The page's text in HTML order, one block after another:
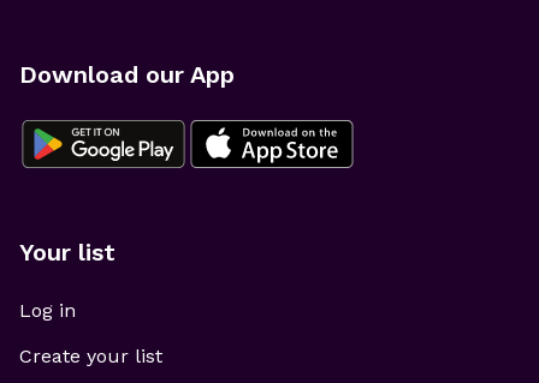
Download our App
Your list
Log in
Create your list